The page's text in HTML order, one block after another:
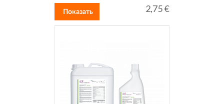
2,75 €
Показать